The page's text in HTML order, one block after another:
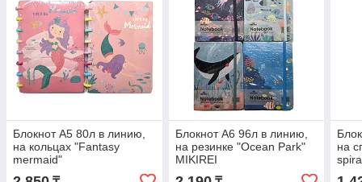
Блокнот A5 80л в линию,
на кольцах "Fantasy
mermaid"
Блокнот A6 96л в линию,
на резинке "Ocean Park"
MIKIREI
на